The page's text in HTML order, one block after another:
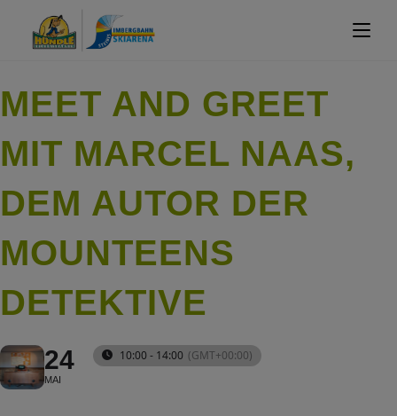
MEET AND GREET
MIT MARCEL NAAS,
DEM AUTOR DER
MOUNTEENS
DETEKTIVE
24
MAI
10:00 - 14:00 (GMT+00:00)